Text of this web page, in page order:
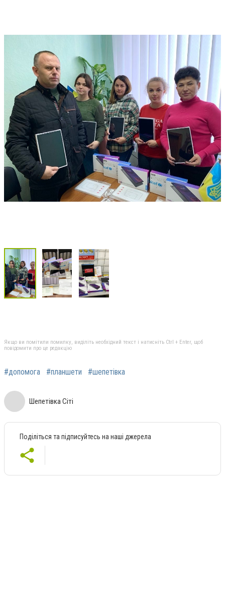
Якщо ви помітили помилку, виділіть необхідний текст і натисніть Ctrl + Enter, щоб
повідомити про це редакцію
#допомога #планшети #шепетівка
Шепетівка Сіті
Поділіться та підписуйтесь на наші джерела